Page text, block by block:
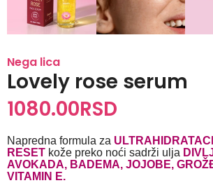
Nega lica
Lovely rose serum
1080.00RSD
Napredna formula za
RESET kože preko noći sadrži ulja
AVOKADA, BADEMA, JOJOBE,
VITAMIN E.